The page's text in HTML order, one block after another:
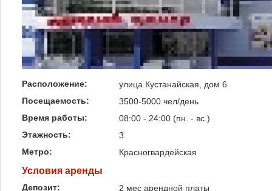
Расположение:
улица Кустанайская, дом 6
Посещаемость:
3500-5000 чел/день
Время работы:
08:00 - 24:00 (пн. - вс.)
Этажность:
3
Метро:
Красногвардейская
Условия аренды
Депозит:
2 мес арендной платы